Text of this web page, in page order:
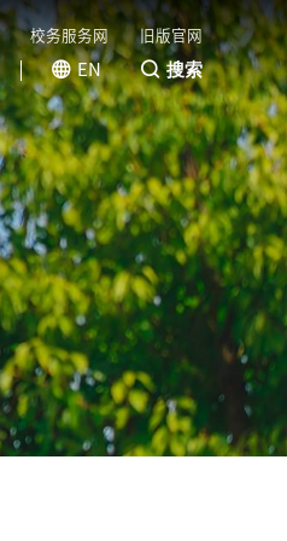
校务服务网 旧版官网
EN 搜索